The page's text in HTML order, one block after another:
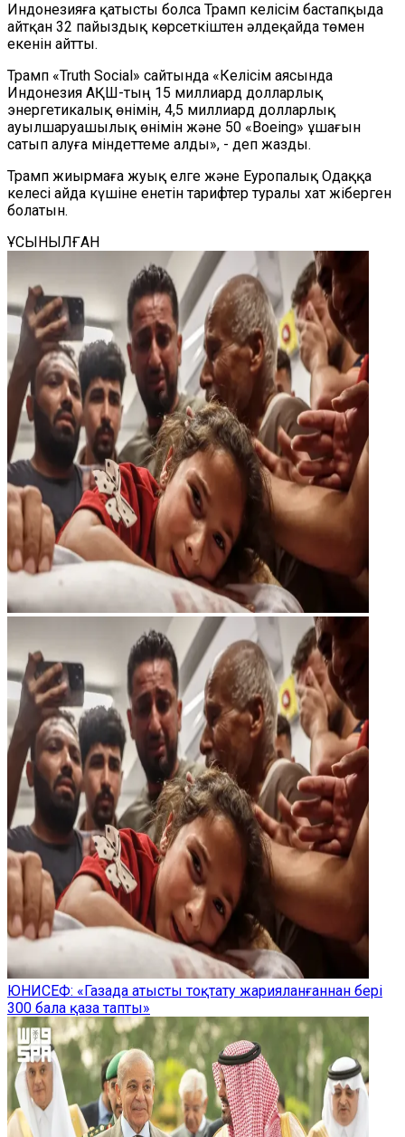
Индонезияға қатысты болса Трамп келісім бастапқыда
айтқан 32 пайыздық көрсеткіштен әлдеқайда төмен
екенін айтты.
Трамп «Truth Social» сайтында «Келісім аясында
Индонезия АҚШ-тың 15 миллиард долларлық
энергетикалық өнімін, 4,5 миллиард долларлық
ауылшаруашылық өнімін және 50 «Boeing» ұшағын
сатып алуға міндеттеме алды», - деп жазды.
Трамп жиырмаға жуық елге және Еуропалық Одаққа
келесі айда күшіне енетін тарифтер туралы хат жіберген
болатын.
ҰСЫНЫЛҒАН
ЮНИСЕФ: «Газада атысты тоқтату жарияланғаннан бері
300 бала қаза тапты»